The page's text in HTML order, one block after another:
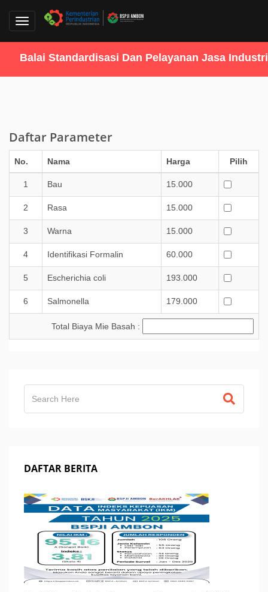
Toggle
Balai Standardisasi Dan Pelayanan Jasa Industri
Daftar Parameter
No. Nama Harga Pilih
1 Bau 15.000
2 Rasa 15.000
3 Warna 15.000
4 Identifikasi Formalin 60.000
5 Escherichia coli 193.000
6 Salmonella 179.000
Total Biaya Mie Basah :
DAFTAR BERITA